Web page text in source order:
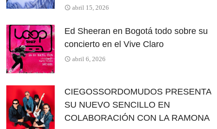
abril 15, 2026
Ed Sheeran en Bogotá todo sobre su
concierto en el Vive Claro
abril 6, 2026
CIEGOSSORDOMUDOS PRESENTA
SU NUEVO SENCILLO EN
COLABORACIÓN CON LA RAMONA